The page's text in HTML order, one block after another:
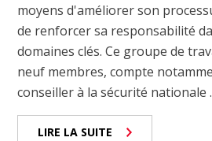
moyens d'améliorer son
de renforcer sa responsabilité
domaines clés. Ce groupe de
neuf membres, compte
conseiller à la sécurité nationale
LIRE LA SUITE